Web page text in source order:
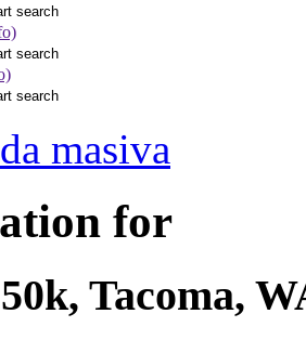
masiva
for
Tacoma,